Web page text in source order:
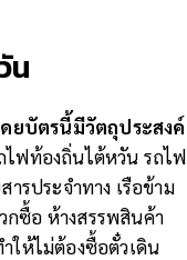
น
ยบัตรนี้มีวัตถุประสงค์
ไฟท้องถิ่นไต้หวัน รถไฟ
รประจำทาง เรือข้าม
กซื้อ ห้างสรรพสินค้า
ให้ไม่ต้องซื้อตั๋วเดิน